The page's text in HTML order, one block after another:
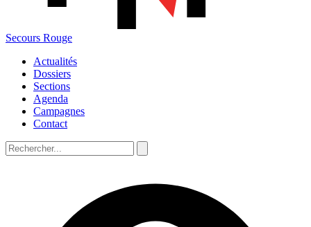
Secours Rouge
Actualités
Dossiers
Sections
Agenda
Campagnes
Contact